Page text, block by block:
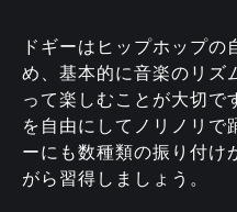
ドギーはヒップホップ
め、基本的に音楽のリズ
って楽しむことが大切で
を自由にしてノリノリで
ーにも数種類の振り付け
がら習得しましょう。